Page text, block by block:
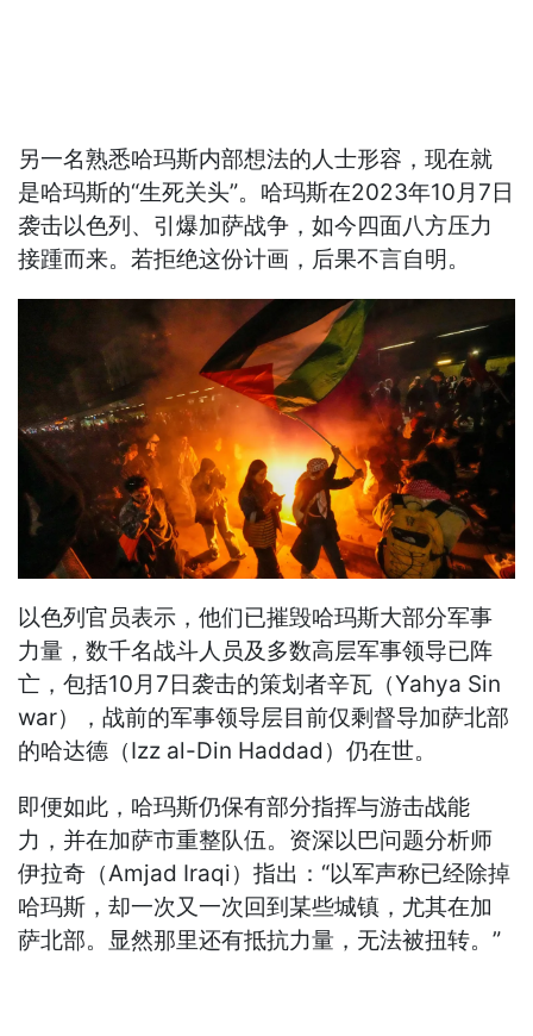
另一名熟悉哈玛斯内部想法的人士形容，现在就
是哈玛斯的“生死关头”。哈玛斯在2023年10月7日
袭击以色列、引爆加萨战争，如今四面八方压力
接踵而来。若拒绝这份计画，后果不言自明。
以色列官员表示，他们已摧毁哈玛斯大部分军事
力量，数千名战斗人员及多数高层军事领导已阵
亡，包括10月7日袭击的策划者辛瓦（Yahya Sin
war），战前的军事领导层目前仅剩督导加萨北部
的哈达德（Izz al-Din Haddad）仍在世。
即便如此，哈玛斯仍保有部分指挥与游击战能
力，并在加萨市重整队伍。资深以巴问题分析师
伊拉奇（Amjad Iraqi）指出：“以军声称已经除掉
哈玛斯，却一次又一次回到某些城镇，尤其在加
萨北部。显然那里还有抵抗力量，无法被扭转。”